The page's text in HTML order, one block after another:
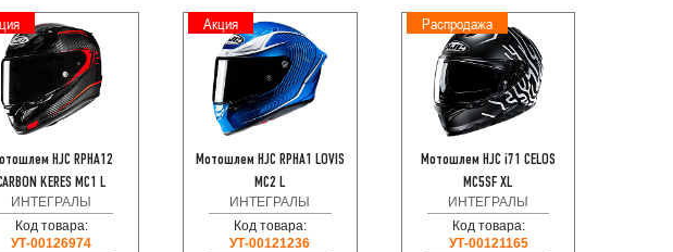
HJC RPHA12
KERES MC1 L
ИНТЕГРАЛЫ
Код товара:
УТ-00126974
Акция
Мотошлем HJC RPHA1 LOVIS
MC2 L
ИНТЕГРАЛЫ
Код товара:
УТ-00121236
Распродажа
Мотошлем HJC i71 CELOS
MC5SF XL
ИНТЕГРАЛЫ
Код товара:
УТ-00121165